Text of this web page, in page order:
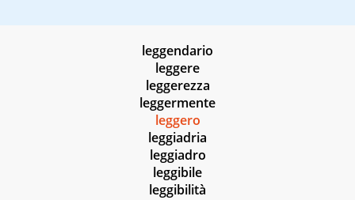
leggendario
leggere
leggerezza
leggermente
leggero
leggiadria
leggiadro
leggibile
leggibilità